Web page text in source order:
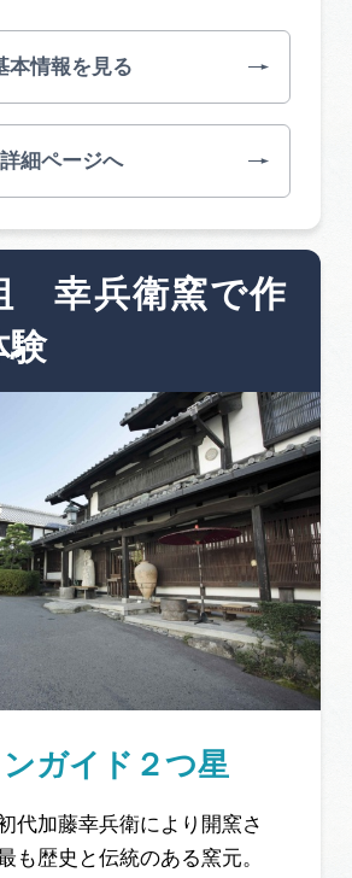
本情報を見る
詳細ページへ
幸兵衛窯で作
験
ガイド２つ星
代加藤幸兵衛により開窯さ
も歴史と伝統のある窯元。